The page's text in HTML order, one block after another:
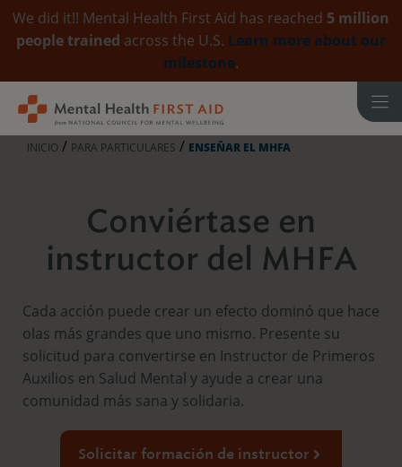
We did it!! Mental Health First Aid has reached 5 million
people trained across the U.S. Learn more about our
milestone.
contenido
INICIO / PARA PARTICULARES / ENSEÑAR EL MHFA
Conviértase en
instructor del MHFA
Cada acción puede crear un efecto dominó que hace
olas más grandes que uno mismo. Presente su
solicitud para convertirse en Instructor de Primeros
Auxilios en Salud Mental y ayude a crear una
comunidad más sana y solidaria.
Solicitar formación de instructor